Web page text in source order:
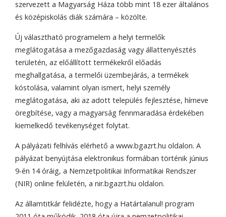
szervezett a Magyarság Háza több mint 18 ezer általános
és középiskolás diák számára – közölte.
Új választható programelem a helyi termelők
meglátogatása a mezőgazdaság vagy állattenyésztés
területén, az előállított termékekről előadás
meghallgatása, a termelői üzembejárás, a termékek
kóstolása, valamint olyan ismert, helyi személy
meglátogatása, aki az adott település fejlesztése, hírneve
öregbítése, vagy a magyarság fennmaradása érdekében
kiemelkedő tevékenységet folytat.
A pályázati felhívás elérhető a www.bgazrt.hu oldalon. A
pályázat benyújtása elektronikus formában történik június
9-én 14 óráig, a Nemzetpolitikai Informatikai Rendszer
(NIR) online felületén, a nir.bgazrt.hu oldalon.
Az államtitkár felidézte, hogy a Határtalanul! program